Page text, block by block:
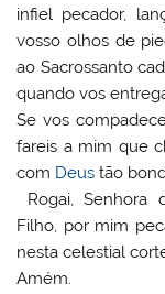
infiel pecador,
vosso olhos de
ao Sacrossanto
quando vos
Se vos
fareis a mim que
com Deus tão
Rogai, Senhora
Filho, por mim
nesta celestial
Amém.